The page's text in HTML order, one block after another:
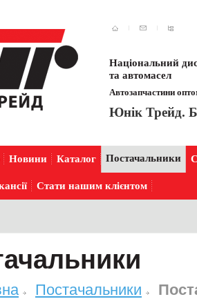
Національний
та автомасел
Автозапчастини
Юнік Трейд.
Новини Каталог Постачальники
Стати нашим клієнтом
Постачальники